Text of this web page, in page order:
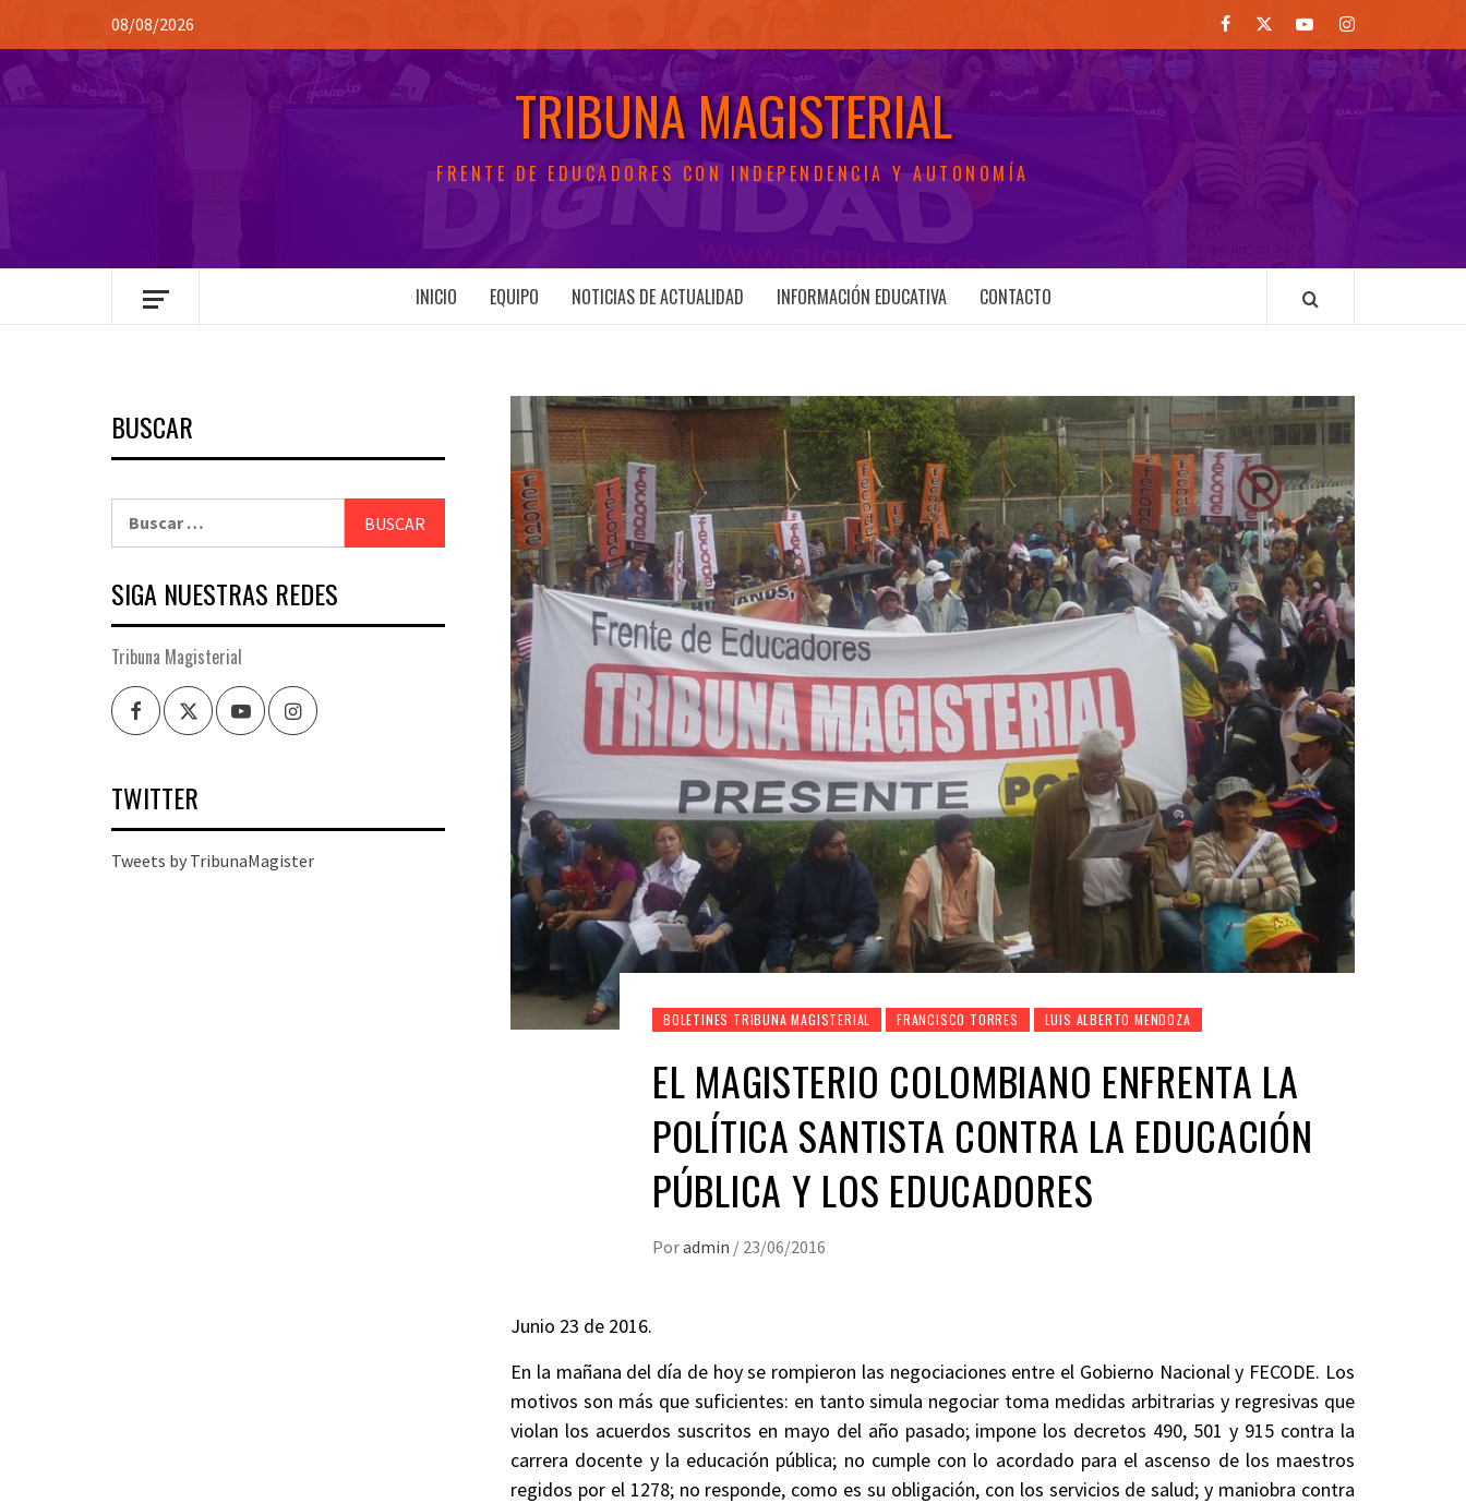
contenido
08/08/2026 FacebookTwitterYoutubeInstagram
TRIBUNA MAGISTERIAL
FRENTE DE EDUCADORES CON INDEPENDENCIA Y AUTONOMÍA
INICIO EQUIPO NOTICIAS DE ACTUALIDAD INFORMACIÓN EDUCATIVA CONTACTO
BOLETINES TRIBUNA MAGISTERIAL FRANCISCO TORRES LUIS ALBERTO MENDOZA
EL MAGISTERIO COLOMBIANO ENFRENTA LA
POLÍTICA SANTISTA CONTRA LA EDUCACIÓN
PÚBLICA Y LOS EDUCADORES
Poradmin / 23/06/2016
Junio 23 de 2016.
En la mañana del día de hoy se rompieron las negociaciones entre el Gobierno Nacional y FECODE. Los
motivos son más que suficientes: en tanto simula negociar toma medidas arbitrarias y regresivas que
violan los acuerdos suscritos en mayo del año pasado; impone los decretos 490, 501 y 915 contra la
carrera docente y la educación pública; no cumple con lo acordado para el ascenso de los maestros
regidos por el 1278; no responde, como es su obligación, con los servicios de salud; y maniobra contra
BUSCAR
SIGA NUESTRAS REDES
Tribuna Magisterial
FacebookTwitterYoutubeInstagram
TWITTER
Tweets by TribunaMagister